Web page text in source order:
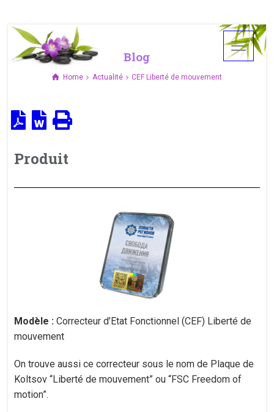
Blog
Home Actualité CEF Liberté de mouvement
Produit
Modèle : Correcteur d’Etat Fonctionnel (CEF) Liberté de
mouvement
On trouve aussi ce correcteur sous le nom de Plaque de
Koltsov “Liberté de mouvement” ou “FSC Freedom of
motion”.